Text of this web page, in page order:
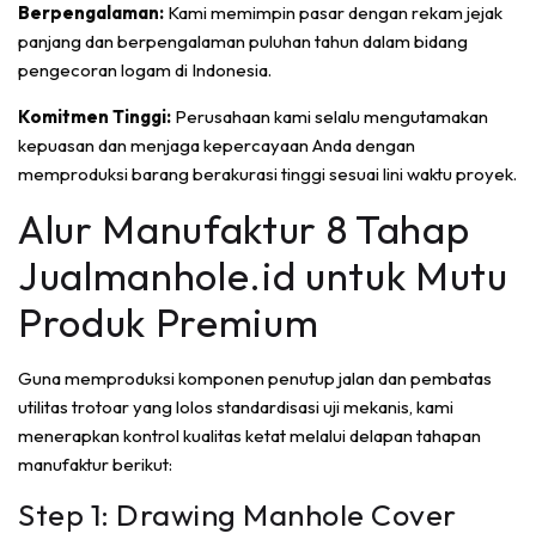
Berpengalaman: Kami memimpin pasar dengan rekam jejak
panjang dan berpengalaman puluhan tahun dalam bidang
pengecoran logam di Indonesia.
Komitmen Tinggi: Perusahaan kami selalu mengutamakan
kepuasan dan menjaga kepercayaan Anda dengan
memproduksi barang berakurasi tinggi sesuai lini waktu proyek.
Alur Manufaktur 8 Tahap
Jualmanhole.id untuk Mutu
Produk Premium
Guna memproduksi komponen penutup jalan dan pembatas
utilitas trotoar yang lolos standardisasi uji mekanis, kami
menerapkan kontrol kualitas ketat melalui delapan tahapan
manufaktur berikut:
Step 1: Drawing Manhole Cover